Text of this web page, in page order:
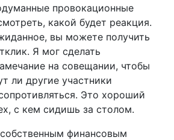
провокационные
какой будет реакция.
вы можете получить
Я мог сделать
на совещании, чтобы
ли другие участники
Это хороший
с кем сидишь за столом.
финансовым